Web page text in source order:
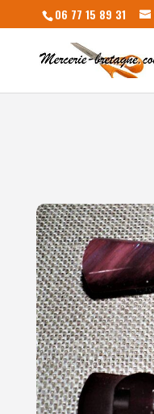
06 77 15 89 31